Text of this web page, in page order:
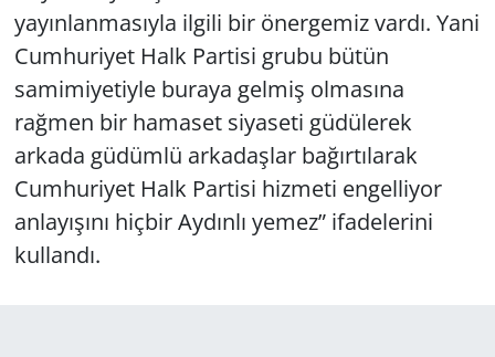
yayınlanmasıyla ilgili bir önergemiz vardı. Yani
Cumhuriyet Halk Partisi grubu bütün
samimiyetiyle buraya gelmiş olmasına
rağmen bir hamaset siyaseti güdülerek
arkada güdümlü arkadaşlar bağırtılarak
Cumhuriyet Halk Partisi hizmeti engelliyor
anlayışını hiçbir Aydınlı yemez” ifadelerini
kullandı.